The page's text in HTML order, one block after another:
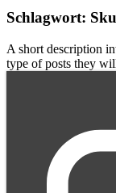
Schlagwort:
A short description
type of posts they